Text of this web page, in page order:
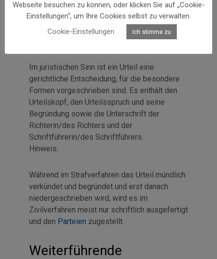
Urteil
Im juristischen Sinn ist ein Urteil eine
gerichtliche Entscheidung, für die besondere
Formen vorgeschrieben sind. Es enthält den
Urteilskopf, den Urteilsspruch und seine
Begründung sowie die Unterschrift der
Richterin/des Richters und der
Schriftführerin/des Schriftführers.
Hinweis:
Während im Strafverfahren das Urteil mündlich
verkündet und begründet und erst danach
niedergeschrieben wird, wird es im
Zivilverfahren meist nur schriftlich ausgefertigt
und den Parteien zugestellt.
Weiterführende
Webseite besuchen zu können, oder klicken Sie auf „Cookie-
Einstellungen“, um Ihre Cookies selbst zu verwalten.
Cookie-Einstellungen
Ich stimme zu